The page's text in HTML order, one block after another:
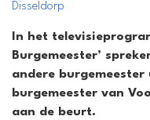
Disseldorp
In het
Burgemeester’
andere burgemeester
burgemeester van
aan de beurt.